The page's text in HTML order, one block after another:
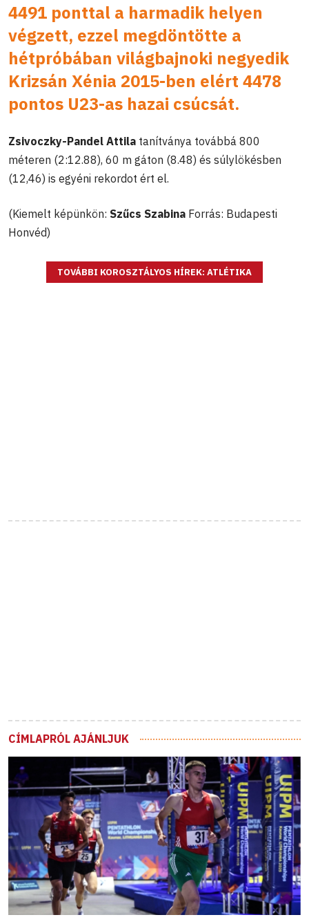
4491 ponttal a harmadik helyen
végzett, ezzel megdöntötte a
hétpróbában világbajnoki negyedik
Krizsán Xénia 2015-ben elért 4478
pontos U23-as hazai csúcsát.
Zsivoczky-Pandel Attila tanítványa továbbá 800
méteren (2:12.88), 60 m gáton (8.48) és súlylökésben
(12,46) is egyéni rekordot ért el.
(Kiemelt képünkön: Szűcs Szabina Forrás: Budapesti
Honvéd)
TOVÁBBI KOROSZTÁLYOS HÍREK: ATLÉTIKA
CÍMLAPRÓL AJÁNLJUK